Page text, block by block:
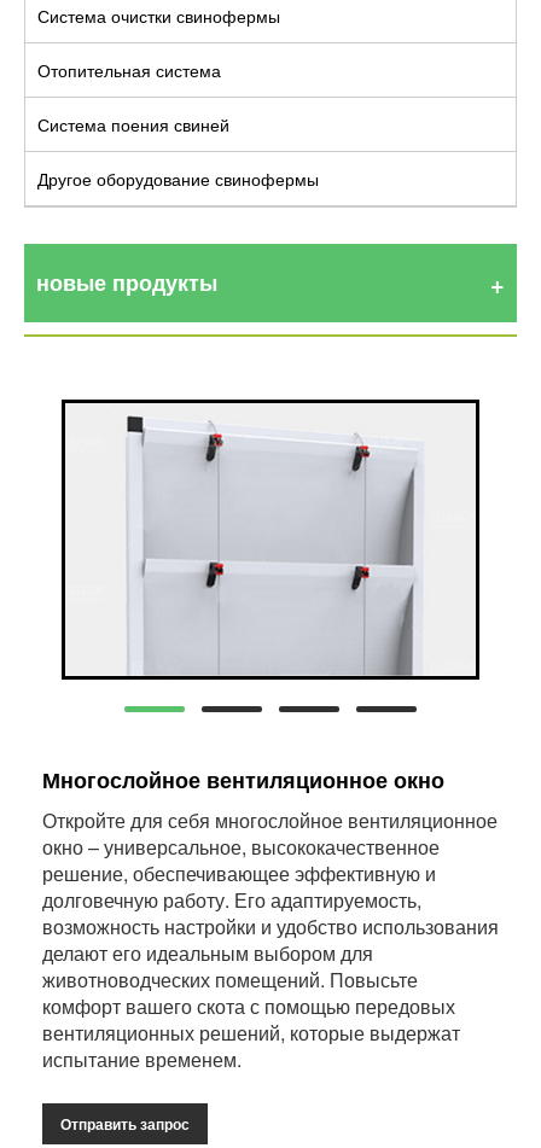
Система очистки свинофермы
Отопительная система
Система поения свиней
Другое оборудование свинофермы
новые продукты
Многослойное вентиляционное окно
Откройте для себя многослойное вентиляционное
окно – универсальное, высококачественное
решение, обеспечивающее эффективную и
долговечную работу. Его адаптируемость,
возможность настройки и удобство использования
делают его идеальным выбором для
животноводческих помещений. Повысьте
комфорт вашего скота с помощью передовых
вентиляционных решений, которые выдержат
испытание временем.
Отправить запрос